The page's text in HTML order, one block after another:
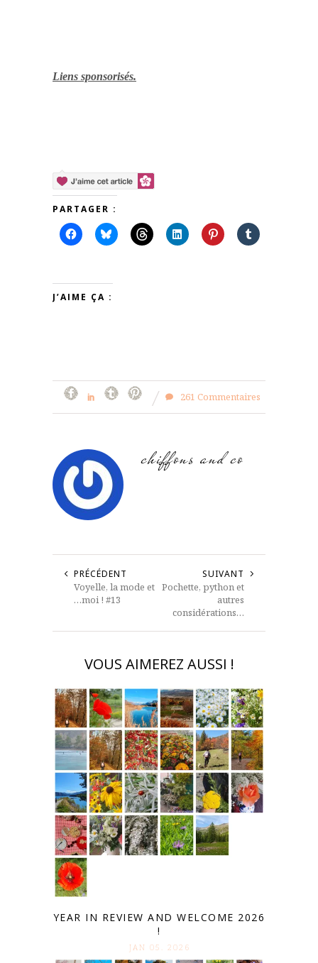
Liens sponsorisés.
PARTAGER :
J’AIME ÇA :
261 Commentaires
chiffons and co
PRÉCÉDENT
Voyelle, la mode et
…moi ! #13
SUIVANT
Pochette, python et
autres
considérations…
VOUS AIMEREZ AUSSI !
YEAR IN REVIEW AND WELCOME 2026
!
JAN 05. 2026